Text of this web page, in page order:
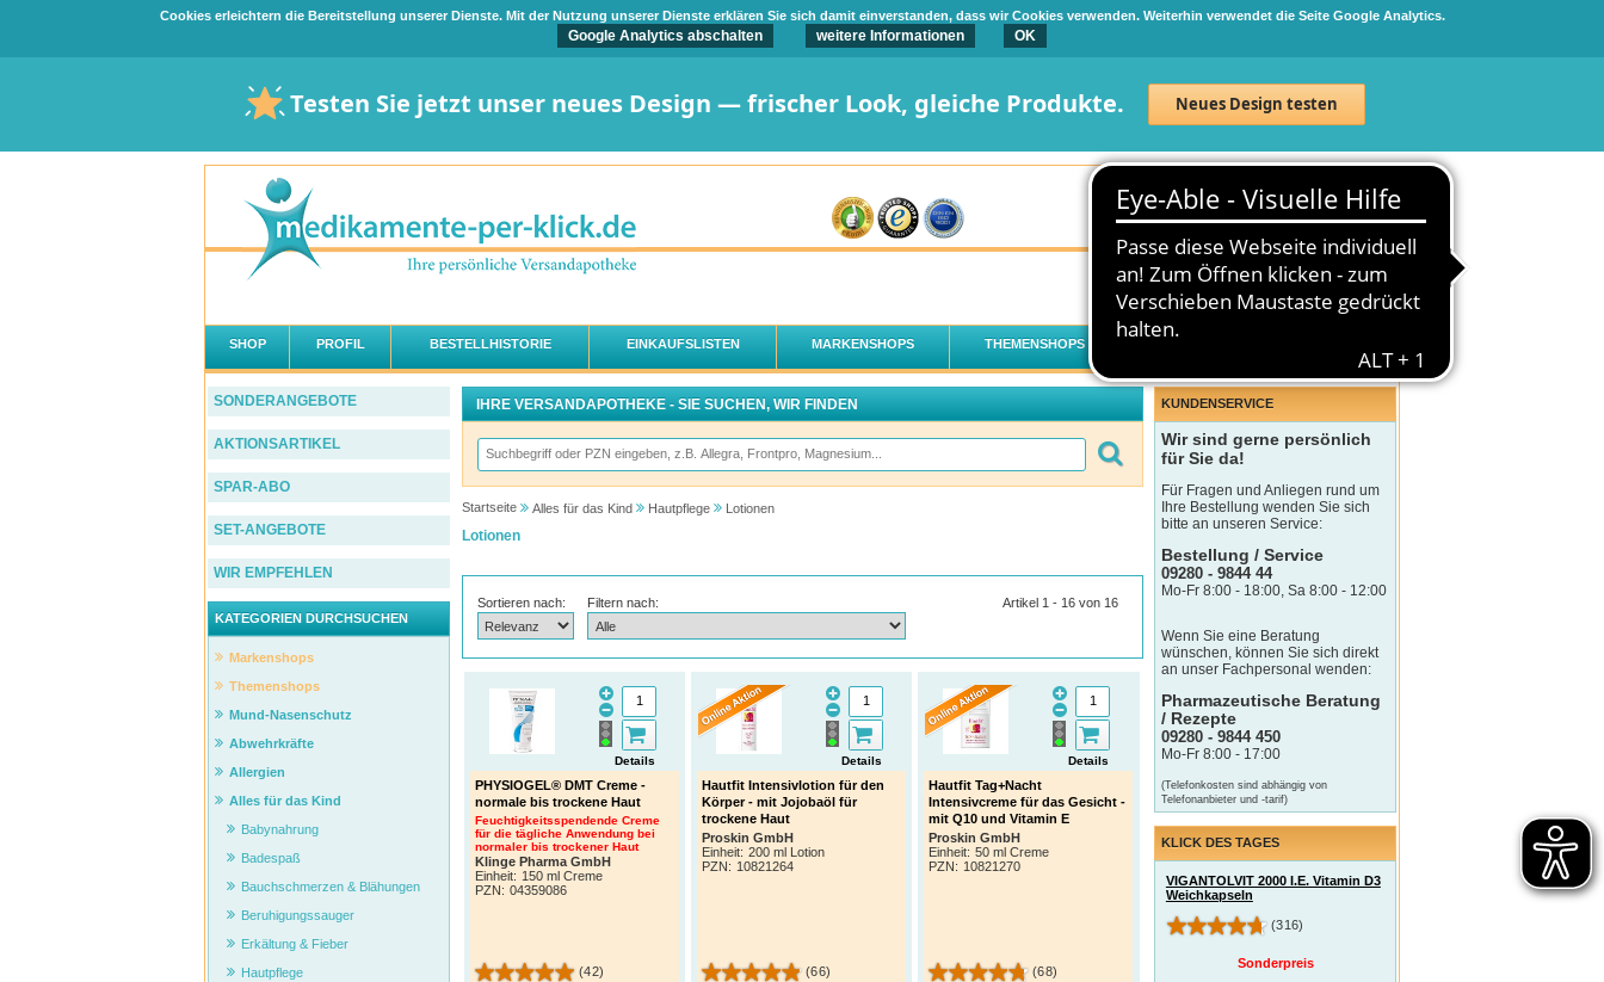
Cookies erleichtern die Bereitstellung unserer Dienste. Mit der Nutzung unserer Dienste erklären Sie sich damit einverstanden, dass wir Cookies verwenden. Weiterhin verwendet die Seite Google Analytics.
Google Analytics abschalten weitere Informationen OK
Testen Sie jetzt unser neues Design — frischer Look, gleiche Produkte. Neues Design testen
Neuanmeldung Anmelden
0 Artikel 0,00 €
SHOP PROFIL BESTELLHISTORIE EINKAUFSLISTEN MARKENSHOPS THEMENSHOPS
IHRE VERSANDAPOTHEKE - SIE SUCHEN, WIR FINDEN
Startseite Alles für das Kind Hautpflege Lotionen
Lotionen
Sortieren nach: Filtern nach: Artikel 1 - 16 von 16
PHYSIOGEL® DMT Creme -
normale bis trockene Haut
Feuchtigkeitsspendende Creme
für die tägliche Anwendung bei
normaler bis trockener Haut
Klinge Pharma GmbH
Einheit: 150 ml Creme
PZN: 04359086
Details
(42)
Hautfit Intensivlotion für den
Körper - mit Jojobaöl für
trockene Haut
Proskin GmbH
Einheit: 200 ml Lotion
PZN: 10821264
Details
(66)
Hautfit Tag+Nacht
Intensivcreme für das Gesicht -
mit Q10 und Vitamin E
Proskin GmbH
Einheit: 50 ml Creme
PZN: 10821270
Details
(68)
SONDERANGEBOTE
AKTIONSARTIKEL
SPAR-ABO
SET-ANGEBOTE
WIR EMPFEHLEN
KATEGORIEN DURCHSUCHEN
Markenshops
Themenshops
Mund-Nasenschutz
Abwehrkräfte
Allergien
Alles für das Kind
Babynahrung
Badespaß
Bauchschmerzen & Blähungen
Beruhigungssauger
Erkältung & Fieber
Hautpflege
KUNDENSERVICE
Wir sind gerne persönlich
für Sie da!
Für Fragen und Anliegen rund um
Ihre Bestellung wenden Sie sich
bitte an unseren Service:
Bestellung / Service
09280 - 9844 44
Mo-Fr 8:00 - 18:00, Sa 8:00 - 12:00
Wenn Sie eine Beratung
wünschen, können Sie sich direkt
an unser Fachpersonal wenden:
Pharmazeutische Beratung
/ Rezepte
09280 - 9844 450
Mo-Fr 8:00 - 17:00
(Telefonkosten sind abhängig von
Telefonanbieter und -tarif)
KLICK DES TAGES
VIGANTOLVIT 2000 I.E. Vitamin D3
Weichkapseln
(316)
Sonderpreis